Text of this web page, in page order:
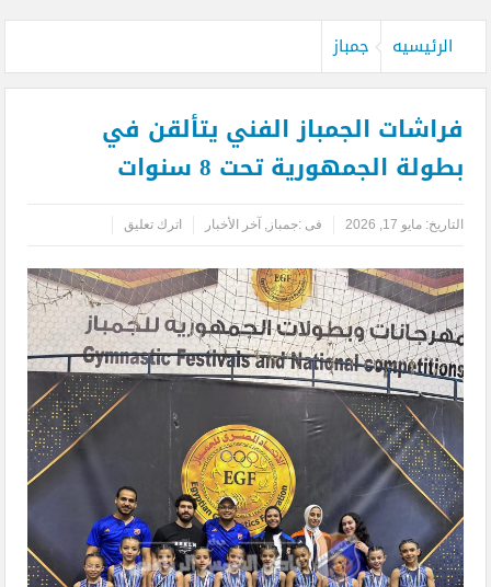
الرئيسيه جمباز
فراشات الجمباز الفني يتألقن في
بطولة الجمهورية تحت 8 سنوات
التاريخ:مايو 17, 2026 فى :جمباز, آخر الأخبار اترك تعليق